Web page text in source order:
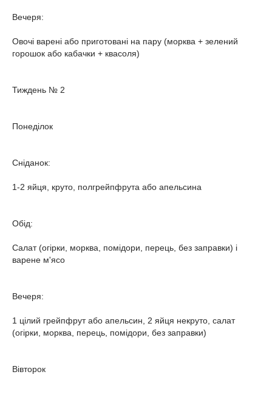
Вечеря:
Овочі варені або приготовані на пару (морква + зелений
горошок або кабачки + квасоля)
Тиждень № 2
Понеділок
Сніданок:
1-2 яйця, круто, полгрейпфрута або апельсина
Обід:
Салат (огірки, морква, помідори, перець, без заправки) і
варене м'ясо
Вечеря:
1 цілий грейпфрут або апельсин, 2 яйця некруто, салат
(огірки, морква, перець, помідори, без заправки)
Вівторок